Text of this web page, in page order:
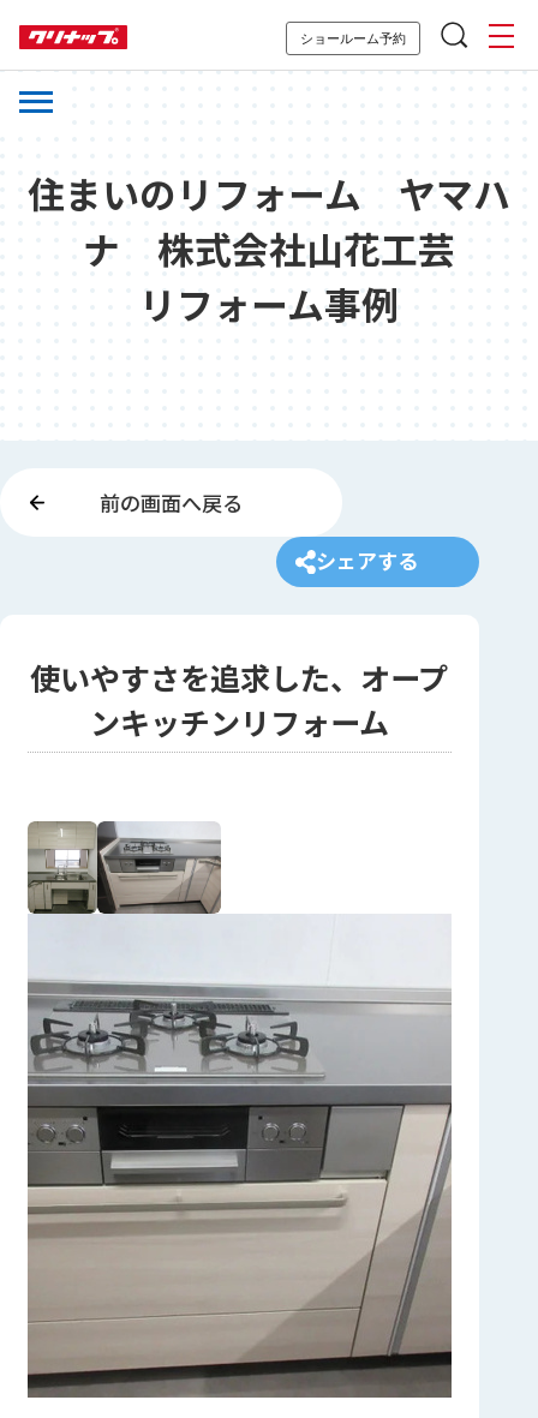
ショールーム予約
住まいのリフォーム ヤマハ
ナ 株式会社山花工芸
リフォーム事例
前の画面へ戻る
シェアする
使いやすさを追求した、オープ
ンキッチンリフォーム